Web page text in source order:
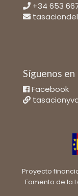
+34 653
Síguenos en
Facebook
Proyecto
Fomento de la